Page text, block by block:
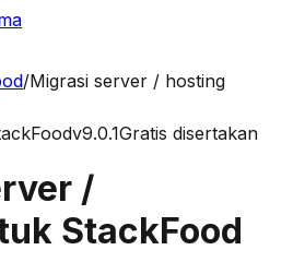
/Migrasi server / hosting
v9.0.1Gratis disertakan
/
StackFood